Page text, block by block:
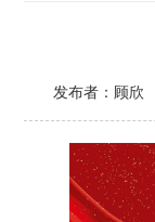
发布者：顾欣